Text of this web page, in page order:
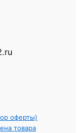
оферты)
товара